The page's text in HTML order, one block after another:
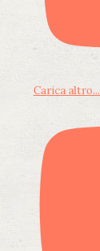
Carica altro...